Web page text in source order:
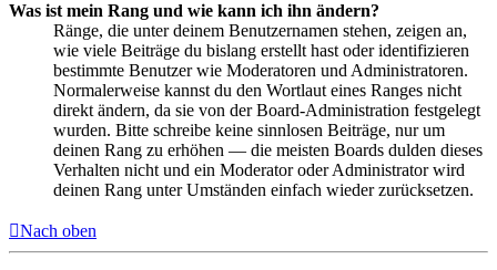
Was ist mein Rang und wie kann ich ihn ändern?
Ränge, die unter deinem Benutzernamen stehen, zeigen an,
wie viele Beiträge du bislang erstellt hast oder identifizieren
bestimmte Benutzer wie Moderatoren und Administratoren.
Normalerweise kannst du den Wortlaut eines Ranges nicht
direkt ändern, da sie von der Board-Administration festgelegt
wurden. Bitte schreibe keine sinnlosen Beiträge, nur um
deinen Rang zu erhöhen — die meisten Boards dulden dieses
Verhalten nicht und ein Moderator oder Administrator wird
deinen Rang unter Umständen einfach wieder zurücksetzen.
Nach oben